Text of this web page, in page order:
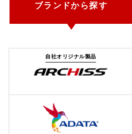
ブランドから探す
自社オリジナル製品